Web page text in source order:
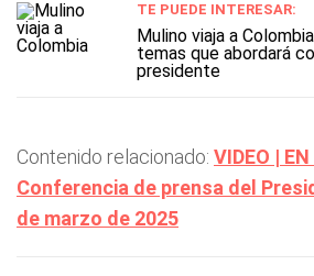
TE PUEDE INTERESAR:
Mulino viaja a
temas que abordará
presidente
Contenido relacionado: VIDEO |
Conferencia de prensa del
de marzo de 2025